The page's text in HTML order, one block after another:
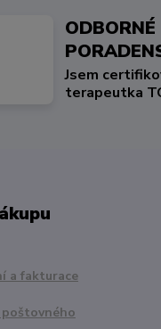
ODBORNÉ
Jsem
terapeutka
a fakturace
poštovného